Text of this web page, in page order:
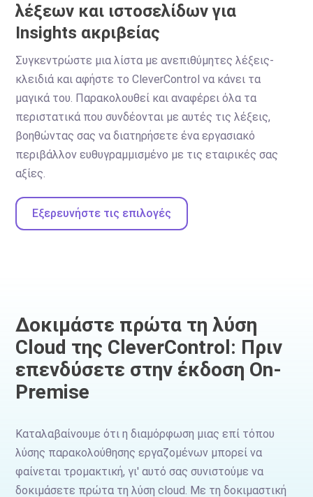
λέξεων και ιστοσελίδων για
Insights ακριβείας
Συγκεντρώστε μια λίστα με ανεπιθύμητες λέξεις-
κλειδιά και αφήστε το CleverControl να κάνει τα
μαγικά του. Παρακολουθεί και αναφέρει όλα τα
περιστατικά που συνδέονται με αυτές τις λέξεις,
βοηθώντας σας να διατηρήσετε ένα εργασιακό
περιβάλλον ευθυγραμμισμένο με τις εταιρικές σας
αξίες.
Εξερευνήστε τις επιλογές
Δοκιμάστε πρώτα τη λύση
Cloud της CleverControl: Πριν
επενδύσετε στην έκδοση On-
Premise
Καταλαβαίνουμε ότι η διαμόρφωση μιας επί τόπου
λύσης παρακολούθησης εργαζομένων μπορεί να
φαίνεται τρομακτική, γι' αυτό σας συνιστούμε να
δοκιμάσετε πρώτα τη λύση cloud. Με τη δοκιμαστική